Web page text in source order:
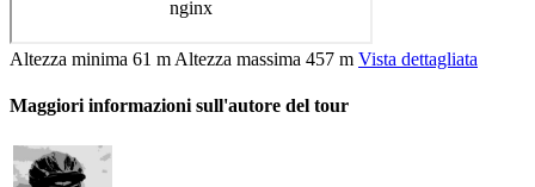
Altezza minima 61 m Altezza massima 457 m Vista dettagliata
Maggiori informazioni sull'autore del tour